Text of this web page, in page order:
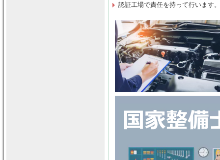
認証工場で責任を持って行います。